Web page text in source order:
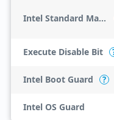
Intel Standard Manageability (ISM)
Execute Disable Bit
Intel Boot Guard ?
Intel OS Guard